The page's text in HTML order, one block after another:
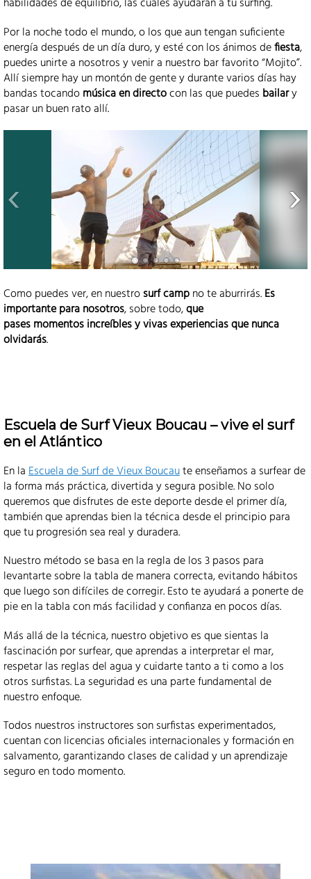
habilidades de equilibrio, las cuales ayudarán a tu surfing.
Por la noche todo el mundo, o los que aun tengan suficiente
energía después de un día duro, y esté con los ánimos defiesta,
puedes unirte a nosotros y venir a nuestro bar favorito “Mojito”.
Allí siempre hay un montón de gente y durante varios días hay
bandas tocandomúsica en directocon las que puedes bailary
pasar un buen rato allí.
Como puedes ver, en nuestrosurf campno te aburrirás.Es
importante para nosotros, sobre todo,que
pases momentos increíbles y vivas experiencias que nunca
olvidarás.
Escuela de Surf Vieux Boucau – vive el surf
en el Atlántico
En laEscuela de Surf de Vieux Boucaute enseñamos a surfear de
la forma más práctica, divertida y segura posible. No solo
queremos que disfrutes de este deporte desde el primer día,
también que aprendas bien la técnica desde el principio para
que tu progresión sea real y duradera.
Nuestro método se basa en la regla de los 3 pasos para
levantarte sobre la tabla de manera correcta, evitando hábitos
que luego son difíciles de corregir. Esto te ayudará a ponerte de
pie en la tabla con más facilidad y confianza en pocos días.
Más allá de la técnica, nuestro objetivo es que sientas la
fascinación por surfear, que aprendas a interpretar el mar,
respetar las reglas del agua y cuidarte tanto a ti como a los
otros surfistas. La seguridad es una parte fundamental de
nuestro enfoque.
Todos nuestros instructores son surfistas experimentados,
cuentan con licencias oficiales internacionales y formación en
salvamento, garantizando clases de calidad y un aprendizaje
seguro en todo momento.